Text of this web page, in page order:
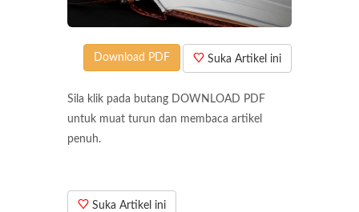
Suka Artikel ini
Download PDF
Sila klik pada butang DOWNLOAD PDF
untuk muat turun dan membaca artikel
penuh.
Suka Artikel ini